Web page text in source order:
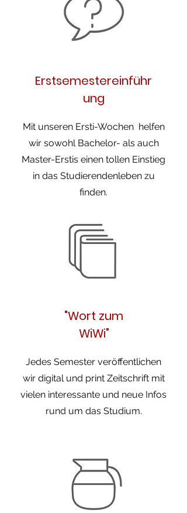
Erstsemestereinführ
ung
Mit unseren Ersti-Wochen helfen
wir sowohl Bachelor- als auch
Master-Erstis einen tollen Einstieg
in das Studierendenleben zu
finden.
"Wort zum
WiWi"
Jedes Semester veröffentlichen
wir digital und print Zeitschrift mit
vielen interessante und neue Infos
rund um das Studium.